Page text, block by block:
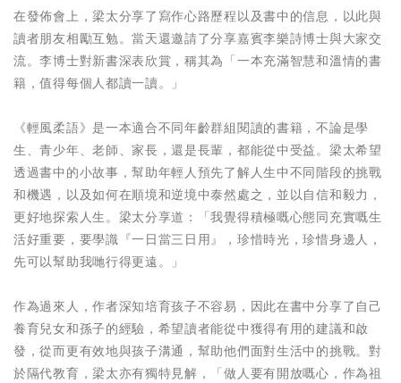
在發佈會上，梁太分享了寫作心路歷程以及書中的信息，以此與
讀者朋友相勵互勉。當天還邀請了分享嘉賓李樂詩博士與大家交
流。李博士對新書深表欣賞，稱其為「一本充滿智慧和溫情的書
籍，值得每個人都讀一讀。」
《輕風柔語》是一本適合不同年齡群組閱讀的書籍，不論是學
生、青少年、老師、家長，還是長輩，都能從中受益。梁太希望
透過書中的小故事，幫助年輕人預先了解人生中不同階段的挑戰
和機遇，以及如何在順境和逆境中泰然處之，並以自信和毅力，
更好地探索人生。梁太分享道：「我覺得積極嘅心態同充實嘅生
活好重要，要學識『一日當三日用』，珍惜時光，珍惜身邊人，
先可以幫助我哋行得更遠。」
作為過來人，作者深知培育孩子不容易，因此在書中分享了自己
養育兒女和孫子的經驗，希望讀者能從中獲得有用的建議和啟
發，從而更有效地與孩子溝通，幫助他們面對生活中的挑戰。對
於隔代教育，梁太亦有獨特見解，「做人要有開放嘅心，作為祖